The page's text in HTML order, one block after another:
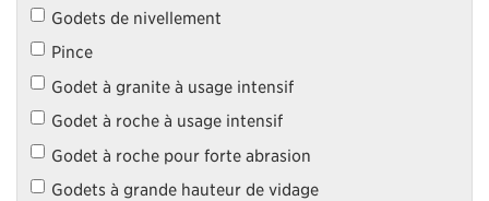
Godets de nivellement
Pince
Godet à granite à usage intensif
Godet à roche à usage intensif
Godet à roche pour forte abrasion
Godets à grande hauteur de vidage